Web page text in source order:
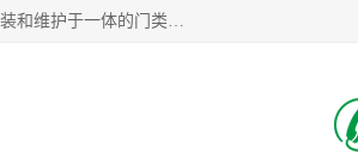
安徽奇道智能门业有限公司是隔音门厂家主营合肥快速门、电动提升门等产品；是一家集生产、销售、安装和维护于一体的门类产品供应商，公司拥有二十多名技术人员。产品种类丰富，各项性能均符合设计要求，可广泛应用于各行各业。的服务团队，24小时服务。